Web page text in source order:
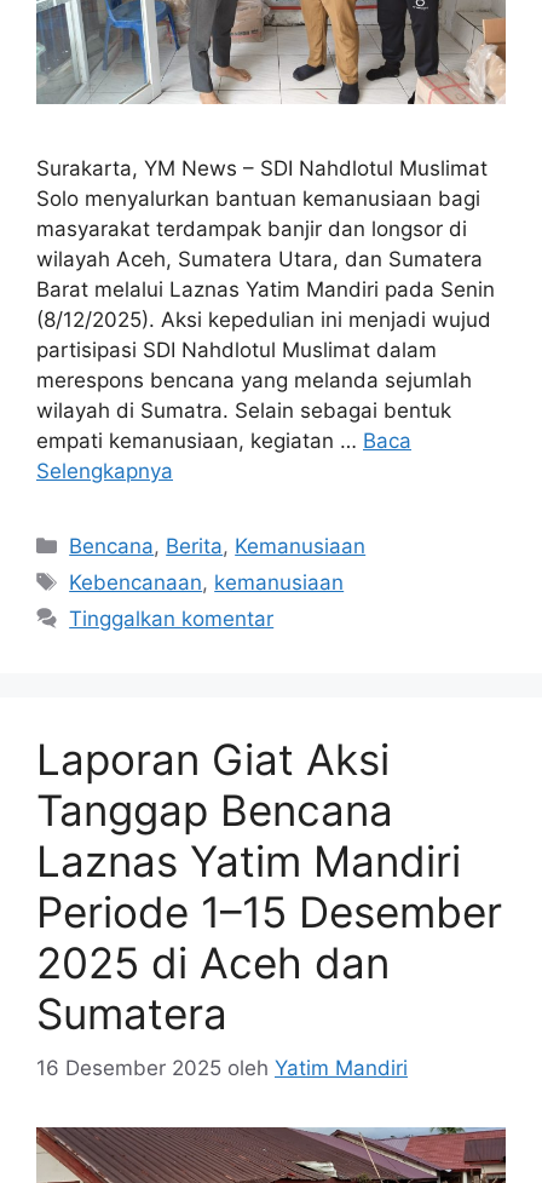
Surakarta, YM News – SDI Nahdlotul Muslimat
Solo menyalurkan bantuan kemanusiaan bagi
masyarakat terdampak banjir dan longsor di
wilayah Aceh, Sumatera Utara, dan Sumatera
Barat melalui Laznas Yatim Mandiri pada Senin
(8/12/2025). Aksi kepedulian ini menjadi wujud
partisipasi SDI Nahdlotul Muslimat dalam
merespons bencana yang melanda sejumlah
wilayah di Sumatra. Selain sebagai bentuk
empati kemanusiaan, kegiatan … Baca
Selengkapnya
Bencana, Berita, Kemanusiaan
Kebencanaan, kemanusiaan
Tinggalkan komentar
Laporan Giat Aksi
Tanggap Bencana
Laznas Yatim Mandiri
Periode 1–15 Desember
2025 di Aceh dan
Sumatera
16 Desember 2025 oleh Yatim Mandiri